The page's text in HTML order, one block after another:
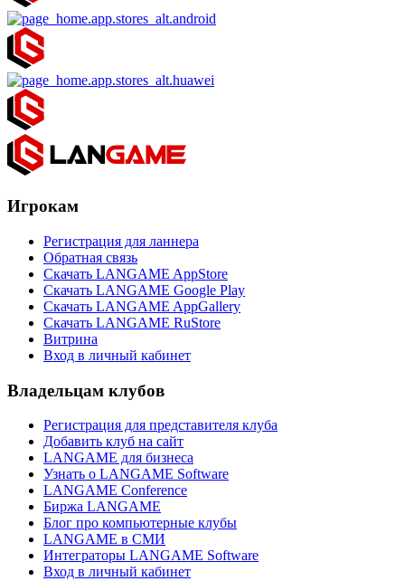
Игрокам
Регистрация для ланнера
Обратная связь
Скачать LANGAME AppStore
Скачать LANGAME Google Play
Скачать LANGAME AppGallery
Скачать LANGAME RuStore
Витрина
Вход в личный кабинет
Владельцам клубов
Регистрация для представителя клуба
Добавить клуб на сайт
LANGAME для бизнеса
Узнать о LANGAME Software
LANGAME Conference
Биржа LANGAME
Блог про компьютерные клубы
LANGAME в СМИ
Интеграторы LANGAME Software
Вход в личный кабинет